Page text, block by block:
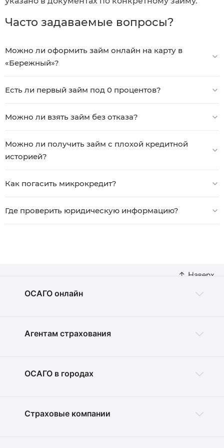
Часто задаваемые вопросы?
Можно ли оформить займ онлайн на карту в
«Бережный»?
Есть ли первый займ под 0 процентов?
Можно ли взять займ без отказа?
Можно ли получить займ с плохой кредитной
историей?
Как погасить микрокредит?
Где проверить юридическую информацию?
ОСАГО онлайн
Агентам страхования
ОСАГО в городах
Страховые компании